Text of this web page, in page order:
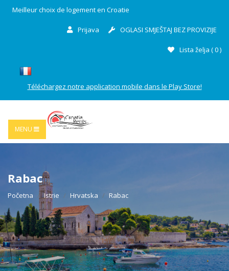
Meilleur choix de logement en Croatie
Prijava OGLASI SMJEŠTAJ BEZ PROVIZIJE
Lista želja (0)
Téléchargez notre application mobile dans le Play Store!
MENU
Rabac
Početna Istrie Hrvatska Rabac